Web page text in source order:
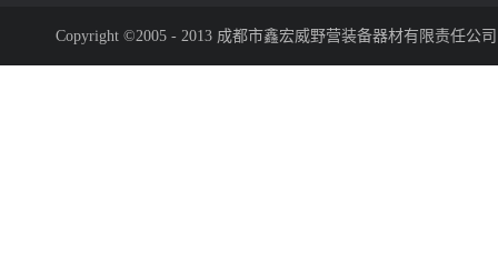
Copyright ©2005 - 2013 成都市鑫宏威野营装备器材有限责任公司